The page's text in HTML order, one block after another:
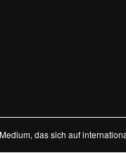
das sich auf